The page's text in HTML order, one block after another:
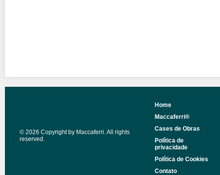
© 2026 Copyright by Maccaferri. All rights
reserved.
Home
Maccaferri®
Cases de Obras
Política de
privacidade
Política de Cookies
Contato